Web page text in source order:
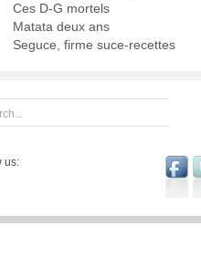
Ces D-G mortels
Matata deux ans
Seguce, firme suce-recettes
us: